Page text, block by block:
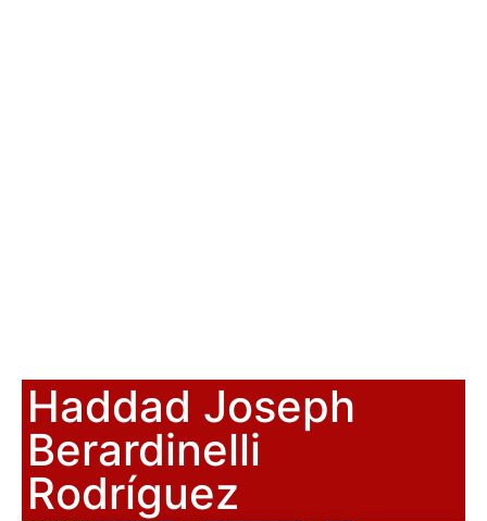
Haddad Joseph
Berardinelli
Rodríguez